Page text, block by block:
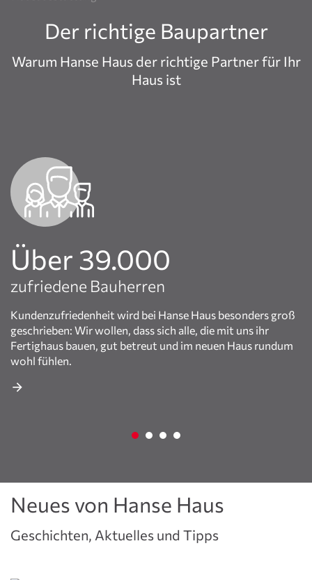
Warum Hanse Haus der richtige Partner für Ihr
Haus ist
Der richtige Baupartner
Über 39.000
zufriedene Bauherren
Kundenzufriedenheit wird bei Hanse Haus besonders groß
geschrieben: Wir wollen, dass sich alle, die mit uns ihr
Fertighaus bauen, gut betreut und im neuen Haus rundum
wohl fühlen.
Geschichten, Aktuelles und Tipps
Neues von Hanse Haus